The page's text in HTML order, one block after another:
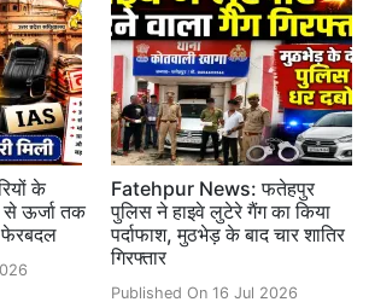
के
से ऊर्जा तक
फेरबदल
Fatehpur News: फतेहपुर
पुलिस ने हाइवे लुटेरे गैंग का किया
पर्दाफाश, मुठभेड़ के बाद चार शातिर
गिरफ्तार
Published On 16 Jul 2026